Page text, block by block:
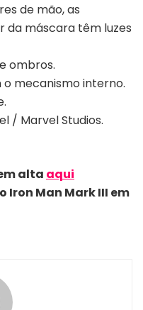
de mão, as
da máscara têm luzes
ombros.
mecanismo interno.
/ Marvel Studios.
alta aqui
Iron Man Mark III em